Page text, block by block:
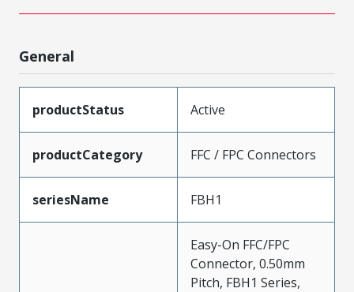
General
productStatus Active
productCategory FFC / FPC Connectors
seriesName FBH1
Easy-On FFC/FPC
Connector, 0.50mm
Pitch, FBH1 Series,